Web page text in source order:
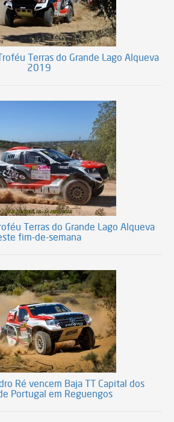
Terras do Grande Lago Alqueva
2019
Terras do Grande Lago Alqueva
fim-de-semana
Ré vencem Baja TT Capital dos
Portugal em Reguengos